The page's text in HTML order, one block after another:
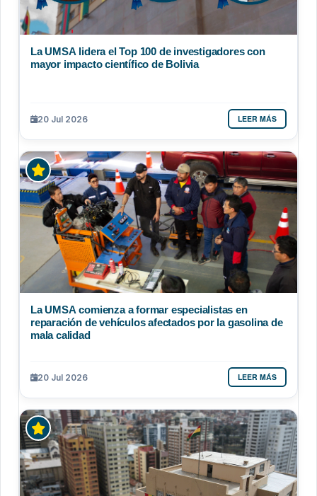
La UMSA lidera el Top 100 de investigadores con
mayor impacto científico de Bolivia
20 Jul 2026 LEER MÁS
La UMSA comienza a formar especialistas en
reparación de vehículos afectados por la gasolina de
mala calidad
20 Jul 2026 LEER MÁS